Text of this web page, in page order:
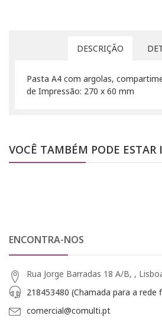
DESCRIÇÃO
Pasta A4 com argolas,
de Impressão: 270 x 60 mm
VOCÊ TAMBÉM PODE ESTAR
ENCONTRA-NOS
Rua Jorge Barradas 18 A/B, ,
218453480 (Chamada para a rede
comercial@comulti.pt